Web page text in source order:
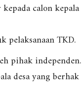
calon kepala
pelaksanaan TKD.
pihak independen.
desa yang berhak